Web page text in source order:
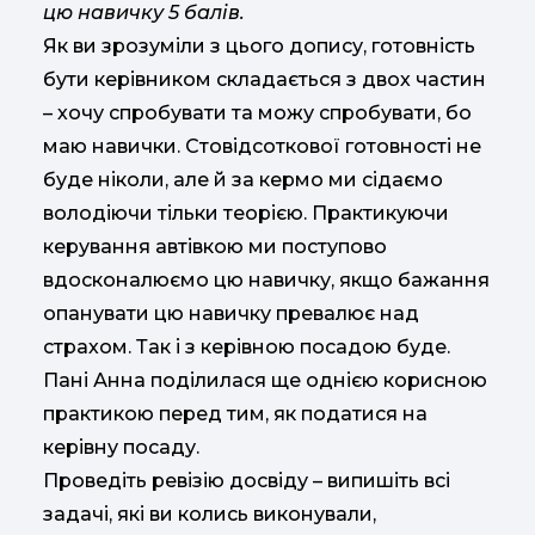
цю навичку 5 балів.
Як ви зрозуміли з цього допису, готовність
бути керівником складається з двох частин
– хочу спробувати та можу спробувати, бо
маю навички. Стовідсоткової готовності не
буде ніколи, але й за кермо ми сідаємо
володіючи тільки теорією. Практикуючи
керування автівкою ми поступово
вдосконалюємо цю навичку, якщо бажання
опанувати цю навичку превалює над
страхом. Так і з керівною посадою буде.
Пані Анна поділилася ще однією корисною
практикою перед тим, як податися на
керівну посаду.
Проведіть ревізію досвіду – випишіть всі
задачі, які ви колись виконували,